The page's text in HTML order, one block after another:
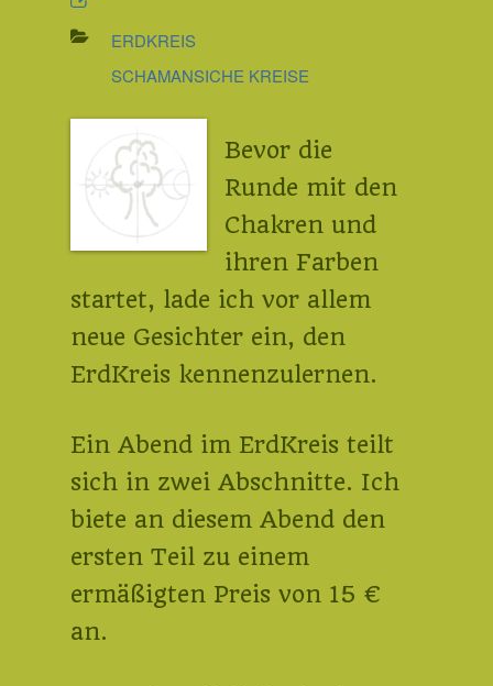
ERDKREIS
SCHAMANSICHE KREISE
Bevor die
Runde mit den
Chakren und
ihren Farben
startet, lade ich vor allem
neue Gesichter ein, den
ErdKreis kennenzulernen.
Ein Abend im ErdKreis teilt
sich in zwei Abschnitte. Ich
biete an diesem Abend den
ersten Teil zu einem
ermäßigten Preis von 15 €
an.